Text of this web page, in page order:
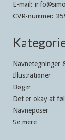
E-mail :
CVR-nummer:
Navnetegninger
Illustrationer
Bøger
Det er okay at
Navneposer
Se mere